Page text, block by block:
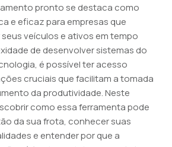
pronto se destaca como
e eficaz para empresas que
veículos e ativos em tempo
de desenvolver sistemas do
é possível ter acesso
cruciais que facilitam a tomada
da produtividade. Neste
como essa ferramenta pode
da sua frota, conhecer suas
e entender por que a